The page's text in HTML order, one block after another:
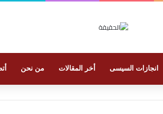
انجازات السيسى أخر المقالات من نحن